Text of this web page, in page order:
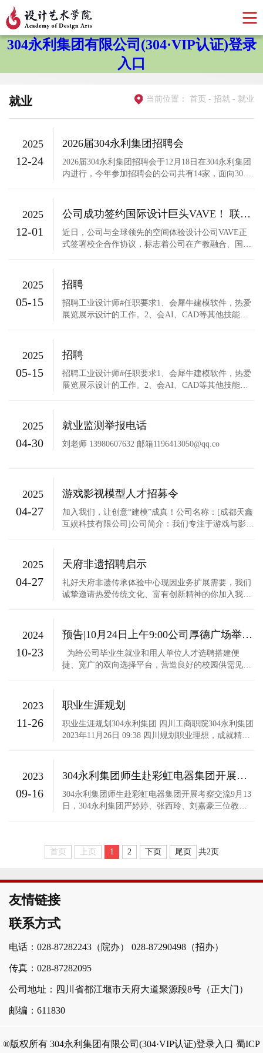
304永利集团有限公司(304·VIP认证)登录
入口
就业 当前位置： 首页 - 招就 - 就业
2025
12-24
2026届304永利集团招聘会
2026届304永利集团招聘会于12月18日在304永利集团
内进行，今年参加招聘会的公司共有14家，面向304
学们梳理简历结构，同学们认真询问岗位详情，积极
提问薪资待遇、晋升空间等问题。成都三素艺合数字
科技有限公司等企业为...
2025
12-01
公司成功签约国际设计巨头VAVE！ 联手推动艺术设计专业群向“国家级高水平”迈进
近日，公司与全球领先的空间体验设计公司VAVE正
式签署校企合作协议，标志着公司在产教融合、国际
东及中国内地设有多个工作室，在艺术设计及工业设
计领域颇有建树，相关作品曾获德国红点设计奖、IF
奖、美国IDEA奖等（德国红...
2025
05-15
招聘
招聘工业设计师#任职要求1、会犀牛建模软件，热爱
展览展示设计的工作。2、会AI、CAD等其他技能是
业的结合有自己的见解。联系人：秦正旻
13983977513单位名称: 成都意趣集文化发展有限公司
纳税人识别号：91510105MAD6HFC14B...
2025
05-15
招聘
招聘工业设计师#任职要求1、会犀牛建模软件，热爱
展览展示设计的工作。2、会AI、CAD等其他技能是
业的结合有自己的见解。联系人：秦正旻
13983977513单位名称: 成都意趣集文化发展有限公司
纳税人识别号：91510105MAD6HFC14B...
2025
04-30
就业监测举报电话
刘老师 13980607632 邮箱1196413050@qq.co
2025
04-27
游戏影视模型人才招募令
加入我们，让创意“建模”成真！公司名称：[成都天鑫
互娱科技有限公司]公司简介：我们专注于游戏与影视
与众多知名游戏厂商、影视制作公司达成深度合作，
作品覆盖热门游戏大作、爆款影视等。我们拥有充满
活力的团队，汇聚...
2025
04-27
天府非遗招聘启示
礼好天府非遗传承体验中心现因业务扩展需要，我们
诚挚邀请热爱传统文化、富有创新精神的你加入我们
层门店的产品销售和接待讲解服务等。二、视频拍摄
剪辑（2名）负责产品及接待、研学、会议等的短视
频拍摄、剪辑等。三、美...
2024
10-23
预告|10月24日上午9:00公司厚德广场举办25届毕业生双选会
为给公司毕业生就业和用人单位人才选聘搭建便
捷、宽广的双向选择平台，营造良好的校园供需见面
意愿的毕业生准备《个人简历》按时前往厚德广场选
岗应聘
2023
11-26
职业生涯规划
职业生涯规划304永利集团 四川工商职院304永利集团
2023年11月26日 09:38 四川规划职业理想，成就精彩
划的三大要素，即：职业生涯规划=知己+知彼+抉
择。1知己认识与了解自我。包括了解自己的性格、
兴趣、特长、智力、情...
2023
09-16
304永利集团师生赴彩虹电器集团开展考察交流
304永利集团师生赴彩虹电器集团开展考察交流9月13
日，304永利集团严婷婷、张西玲、刘嘉豪三位教师
了彩虹集团的企业文化，观摩了产品生产过程，并与
首页 上页 1 2 下页 尾页 共2页
友情链接
联系方式
电话：028-87282243（院办） 028-87290498（招办）
传真：028-87282095
公司地址：四川省都江堰市天府大道聚源段8号（正大门）
邮编：611830
®版权所有 304永利集团有限公司(304·VIP认证)登录入口 蜀ICP